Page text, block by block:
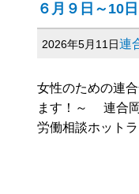
６月９日～10
2026年5月11日連
女性のための連
ます！～ 連合岡
労働相談ホット